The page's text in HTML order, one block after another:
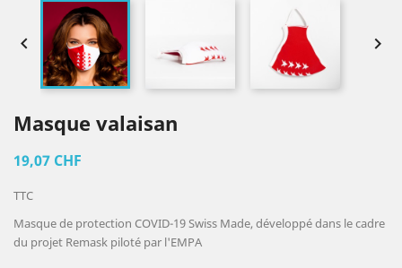
 
Masque valaisan
19,07 CHF
TTC
Masque de protection COVID-19 Swiss Made, développé dans le cadre
du projet Remask piloté par l'EMPA